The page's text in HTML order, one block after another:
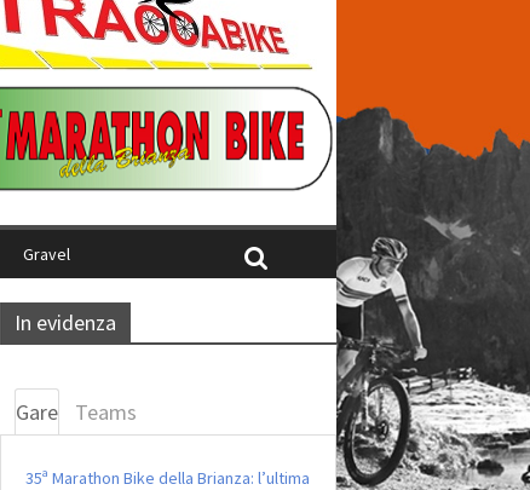
Gravel
In evidenza
Gare Teams
35ª Marathon Bike della Brianza: l’ultima